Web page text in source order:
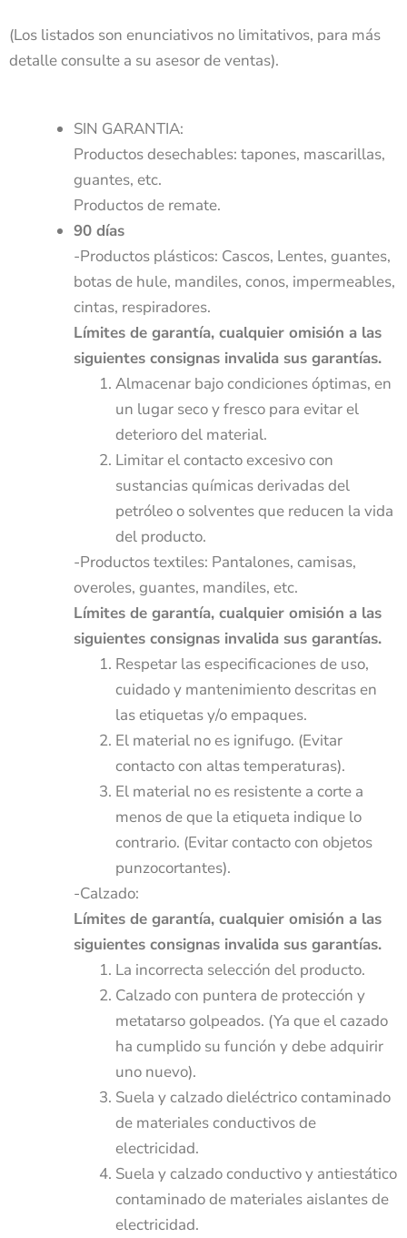
(Los listados son enunciativos no limitativos, para más
detalle consulte a su asesor de ventas).
SIN GARANTIA:
Productos desechables: tapones, mascarillas,
guantes, etc.
Productos de remate.
90 días
-Productos plásticos: Cascos, Lentes, guantes,
botas de hule, mandiles, conos, impermeables,
cintas, respiradores.
Límites de garantía, cualquier omisión a las
siguientes consignas invalida sus garantías.
Almacenar bajo condiciones óptimas, en
un lugar seco y fresco para evitar el
deterioro del material.
Limitar el contacto excesivo con
sustancias químicas derivadas del
petróleo o solventes que reducen la vida
del producto.
-Productos textiles: Pantalones, camisas,
overoles, guantes, mandiles, etc.
Límites de garantía, cualquier omisión a las
siguientes consignas invalida sus garantías.
Respetar las especificaciones de uso,
cuidado y mantenimiento descritas en
las etiquetas y/o empaques.
El material no es ignifugo. (Evitar
contacto con altas temperaturas).
El material no es resistente a corte a
menos de que la etiqueta indique lo
contrario. (Evitar contacto con objetos
punzocortantes).
-Calzado:
Límites de garantía, cualquier omisión a las
siguientes consignas invalida sus garantías.
La incorrecta selección del producto.
Calzado con puntera de protección y
metatarso golpeados. (Ya que el cazado
ha cumplido su función y debe adquirir
uno nuevo).
Suela y calzado dieléctrico contaminado
de materiales conductivos de
electricidad.
Suela y calzado conductivo y antiestático
contaminado de materiales aislantes de
electricidad.